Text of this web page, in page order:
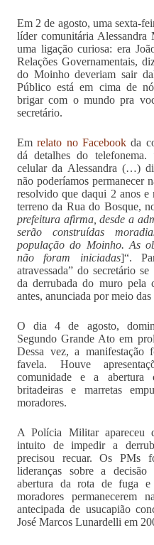
Em 2 de agosto, uma sexta-
líder comunitária Alessandra
uma ligação curiosa: era
Relações Governamentais,
do Moinho deveriam sair
Público está em cima de
brigar com o mundo pra
secretário.
Emrelato no Facebookda
dá detalhes do
celular da Alessandra (…)
não poderíamos permanecer
resolvido que daqui 2 anos e
terreno da Rua do Bosque,
prefeitura afirma, desde a
serão construídas
população do Moinho. As
não foram iniciadas]“.
atravessada” do secretário
da derrubada do muro pela
antes, anunciada por meio das
O dia 4 de agosto,
Segundo Grande Ato em
Dessa vez, a manifestação
favela. Houve
comunidade e a
britadeiras e marretas
moradores.
A Polícia Militar apareceu
intuito de impedir a
precisou recuar. Os PMs
lideranças sobre a
abertura da rota de fuga
moradores permanecerem
antecipada de usucapião
José Marcos Lunardelli em